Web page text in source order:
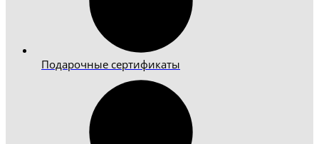
Подарочные сертификаты